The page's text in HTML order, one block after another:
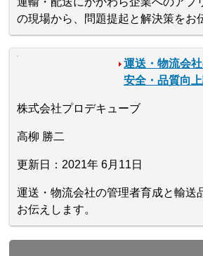
の現場から、問題提起と解決策をお
運送・物流会
安全・品質向
株式会社プロデキューブ
高柳 勝二
更新日：2021年 6月11日
運送・物流会社の管理者育成と輸送
お伝えします。